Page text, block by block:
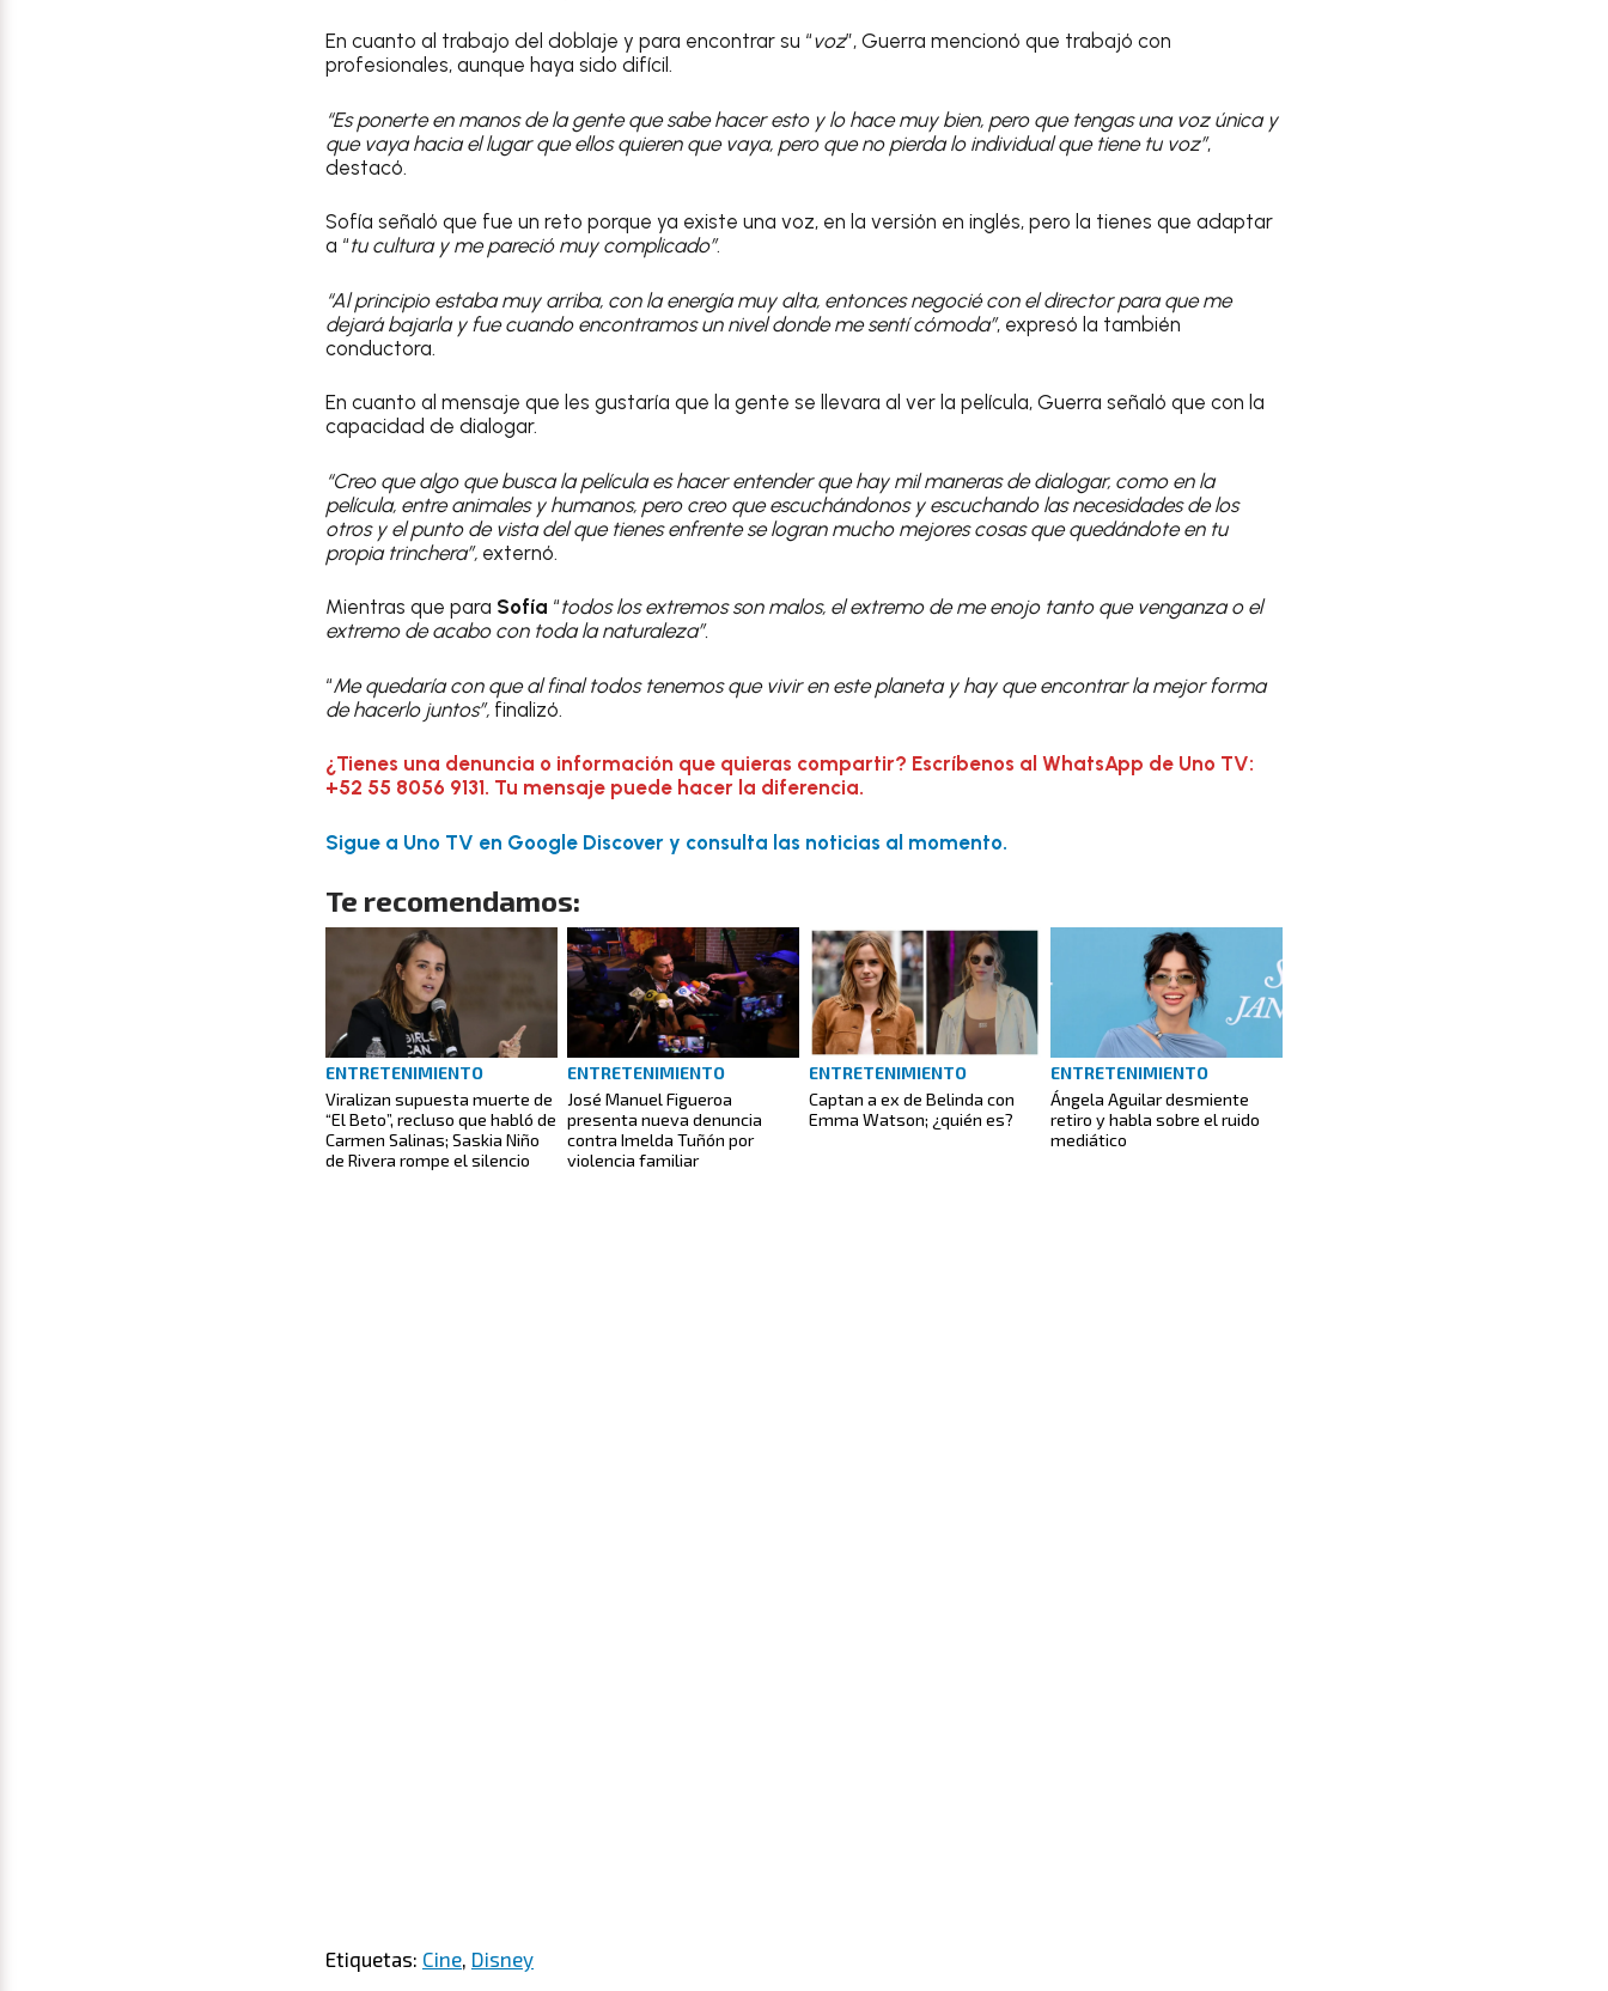
En cuanto al trabajo del doblaje y para encontrar su “voz”, Guerra mencionó que trabajó con
profesionales, aunque haya sido difícil.
“Es ponerte en manos de la gente que sabe hacer esto y lo hace muy bien, pero que tengas una voz única y
que vaya hacia el lugar que ellos quieren que vaya, pero que no pierda lo individual que tiene tu voz”,
destacó.
Sofía señaló que fue un reto porque ya existe una voz, en la versión en inglés, pero la tienes que adaptar
a “tu cultura y me pareció muy complicado”.
“Al principio estaba muy arriba, con la energía muy alta, entonces negocié con el director para que me
dejará bajarla y fue cuando encontramos un nivel donde me sentí cómoda”, expresó la también
conductora.
En cuanto al mensaje que les gustaría que la gente se llevara al ver la película, Guerra señaló que con la
capacidad de dialogar.
“Creo que algo que busca la película es hacer entender que hay mil maneras de dialogar, como en la
película, entre animales y humanos, pero creo que escuchándonos y escuchando las necesidades de los
otros y el punto de vista del que tienes enfrente se logran mucho mejores cosas que quedándote en tu
propia trinchera”, externó.
Mientras que para Sofía “todos los extremos son malos, el extremo de me enojo tanto que venganza o el
extremo de acabo con toda la naturaleza”.
“Me quedaría con que al final todos tenemos que vivir en este planeta y hay que encontrar la mejor forma
de hacerlo juntos”, finalizó.
¿Tienes una denuncia o información que quieras compartir? Escríbenos al WhatsApp de Uno TV:
+52 55 8056 9131. Tu mensaje puede hacer la diferencia.
Sigue a Uno TV en Google Discover y consulta las noticias al momento.
Te recomendamos:
ENTRETENIMIENTO
Viralizan supuesta muerte de
“El Beto”, recluso que habló de
Carmen Salinas; Saskia Niño
de Rivera rompe el silencio
ENTRETENIMIENTO
José Manuel Figueroa
presenta nueva denuncia
contra Imelda Tuñón por
violencia familiar
ENTRETENIMIENTO
Captan a ex de Belinda con
Emma Watson; ¿quién es?
ENTRETENIMIENTO
Ángela Aguilar desmiente
retiro y habla sobre el ruido
mediático
Etiquetas: Cine, Disney